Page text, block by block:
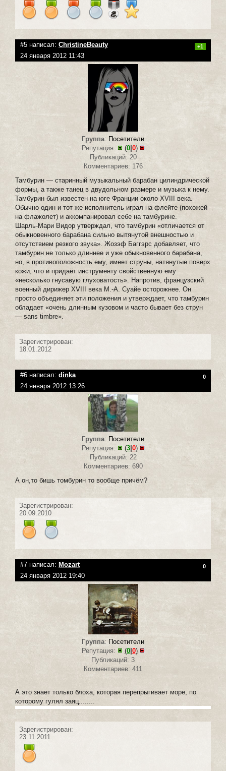
#5 написал: ChristineBeauty +1
24 января 2012 11:43
Группа: Посетители
Репутация:
(0|0)
Публикаций: 20
Комментариев: 176
Тамбурин — старинный музыкальный барабан цилиндрической
формы, а также танец в двудольном размере и музыка к нему.
Тамбурин был известен на юге Франции около XVIII века.
Обычно один и тот же исполнитель играл на флейте (похожей
на флажолет) и аккомпанировал себе на тамбурине.
Шарль-Мари Видор утверждал, что тамбурин «отличается от
обыкновенного барабана сильно вытянутой внешностью и
отсутствием резкого звука». Жозэф Баггэрс добавляет, что
тамбурин не только длиннее и уже обыкновенного барабана,
но, в противоположность ему, имеет струны, натянутые поверх
кожи, что и придаёт инструменту свойственную ему
«несколько гнусавую глуховатость». Напротив, французский
военный дирижер XVIII века М.-А. Суайе осторожнее. Он
просто объединяет эти положения и утверждает, что тамбурин
обладает «очень длинным кузовом и часто бывает без струн
— sans timbre».
Зарегистрирован:
18.01.2012
#6 написал: dinka 0
24 января 2012 13:26
Группа: Посетители
Репутация:
(3| 0)
Публикаций: 22
Комментариев: 690
А он,то бишь томбурин то вообще причём?
Зарегистрирован:
20.09.2010
#7 написал: Mozart 0
24 января 2012 19:40
Группа: Посетители
Репутация:
(0| 0)
Публикаций: 3
Комментариев: 411
А это знает только блоха, которая перепрыгивает море, по
которому гулял заяц........
Зарегистрирован:
23.11.2011